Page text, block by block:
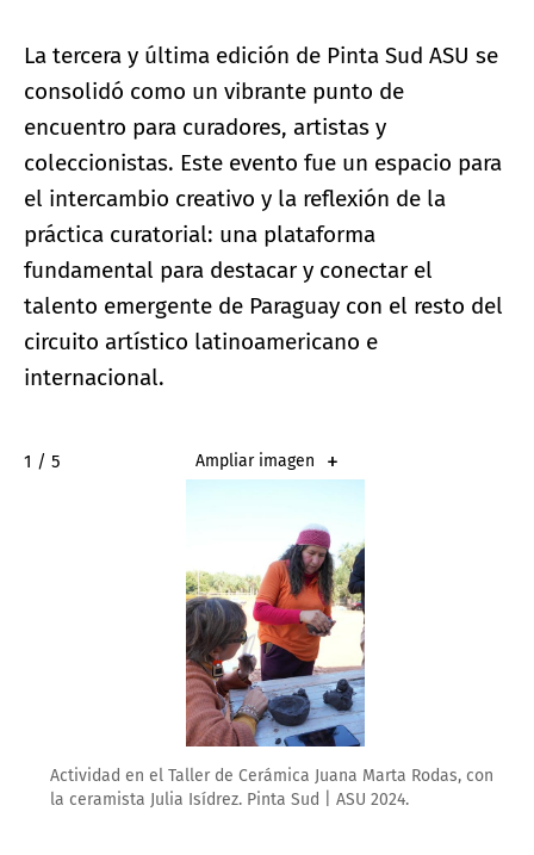
La tercera y última edición de Pinta Sud ASU se
consolidó como un vibrante punto de
encuentro para curadores, artistas y
coleccionistas. Este evento fue un espacio para
el intercambio creativo y la reflexión de la
práctica curatorial: una plataforma
fundamental para destacar y conectar el
talento emergente de Paraguay con el resto del
circuito artístico latinoamericano e
internacional.
2 / 5 Ampliar imagen
Actividad en el Taller de Cerámica Juana Marta Rodas, con
la ceramista Julia Isídrez. Pinta Sud | ASU 2024.